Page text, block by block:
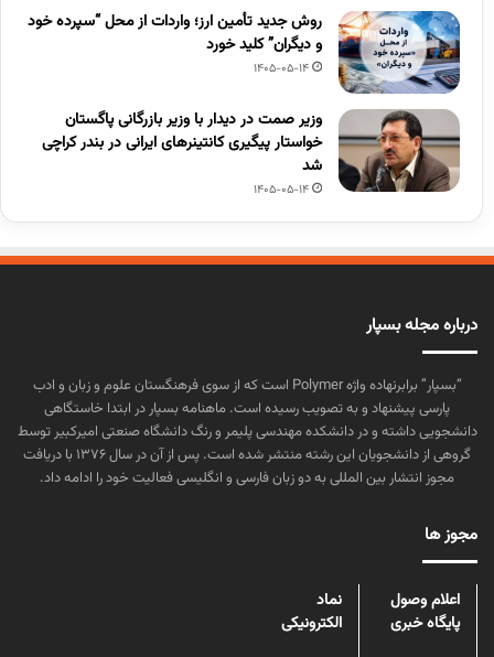
روش جدید تأمین ارز؛ واردات از محل “سپرده خود
و دیگران” کلید خورد
1405-05-14
وزیر صمت در دیدار با وزیر بازرگانی پاگستان
خواستار پیگیری کانتینرهای ایرانی در بندر کراچی
شد
1405-05-14
درباره مجله بسپار
“بسپار” برابرنهاده واژه Polymer است که از سوی فرهنگستان علوم و زبان و ادب
پارسی پیشنهاد و به تصویب رسیده است. ماهنامه بسپار در ابتدا خاستگاهی
دانشجویی داشته و در دانشکده مهندسی پلیمر و رنگ دانشگاه صنعتی امیرکبیر توسط
گروهی از دانشجویان این رشته منتشر شده است. پس از آن در سال ۱۳۷۶ با دریافت
مجوز انتشار بین المللی به دو زبان فارسی و انگلیسی فعالیت خود را ادامه داد.
مجوز ها
اعلام وصول
پایگاه خبری
نماد
الکترونیکی